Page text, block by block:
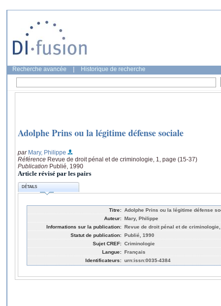
Recherche avancée Historique de recherche
Adolphe Prins ou la légitime défense sociale
par Mary, Philippe
Référence Revue de droit pénal et de criminologie, 1, page (15-37)
Publication Publié, 1990
Article révisé par les pairs
DÉTAILS
Titre: Adolphe Prins ou la légitime défense
Auteur: Mary, Philippe
Informations sur la publication: Revue de droit pénal et de criminologie,
Statut de publication: Publié, 1990
Sujet CREF: Criminologie
Langue: Français
Identificateurs: urn:issn:0035-4384